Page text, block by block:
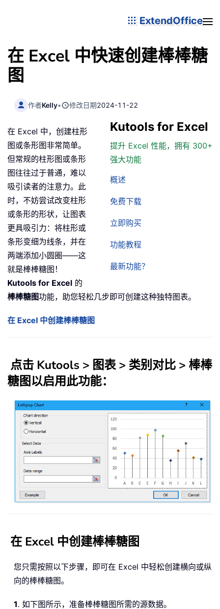
ExtendOffice
在 Excel 中快速创建棒棒糖
图
作者Kelly• 修改日期2024-11-22
Kutools for Excel
提升 Excel 性能，拥有 300+
强大功能
概述
免费下载
立即购买
功能教程
最新功能？
在 Excel 中，创建柱形
图或条形图非常简单。
但常规的柱形图或条形
图往往过于普通，难以
吸引读者的注意力。此
时，不妨尝试改变柱形
或条形的形状，让图表
更具吸引力：将柱形或
条形变细为线条，并在
两端添加小圆圈——这
就是棒棒糖图！
Kutools for Excel 的
棒棒糖图功能，助您轻松几步即可创建这种独特图表。
在 Excel 中创建棒棒糖图
点击 Kutools > 图表 > 类别对比 > 棒棒
糖图以启用此功能：
在 Excel 中创建棒棒糖图
您只需按照以下步骤，即可在 Excel 中轻松创建横向或纵
向的棒棒糖图。
1. 如下图所示，准备棒棒糖图所需的源数据。